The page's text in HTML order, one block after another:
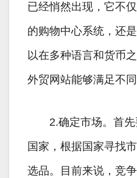
已经悄然出现，它不
的购物中心系统，还
以在多种语言和货币
外贸网站能够满足不
2.确定市场。首先
国家，根据国家寻找
选品。目前来说，竞